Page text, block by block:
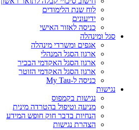
לוח שנת הלימודים
ידיעונים
כניסה לאזור האישי
סגל ומינהלה
אגפים ומשרדי מינהלה
ארגון הסגל המנהלי
ארגון הסגל האקדמי הבכיר
ארגון הסגל האקדמי הזוטר
כניסה ל-My Tau
נגישות
נגישות בקמפוס
מניעה וטיפול בהטרדה מינית
הנחיות בדבר חוק חופש המידע
הצהרת נגישות